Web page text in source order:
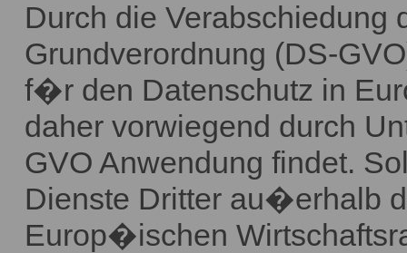
Durch die
Grundverordnung (DS-
f�r den Datenschutz in
daher vorwiegend durch
GVO Anwendung findet.
Dienste Dritter au�erhalb
Europ�ischen